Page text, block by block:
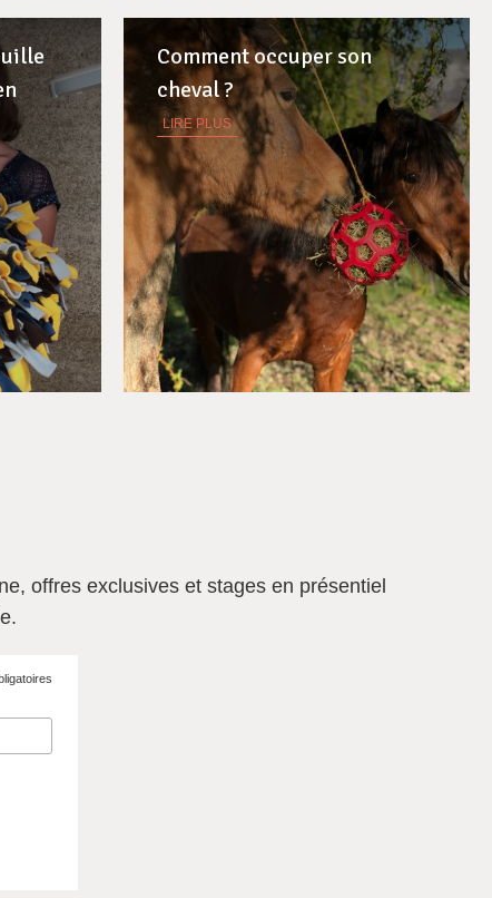
Comment occuper son
cheval ?
LIRE PLUS
offres exclusives et stages en présentiel
.